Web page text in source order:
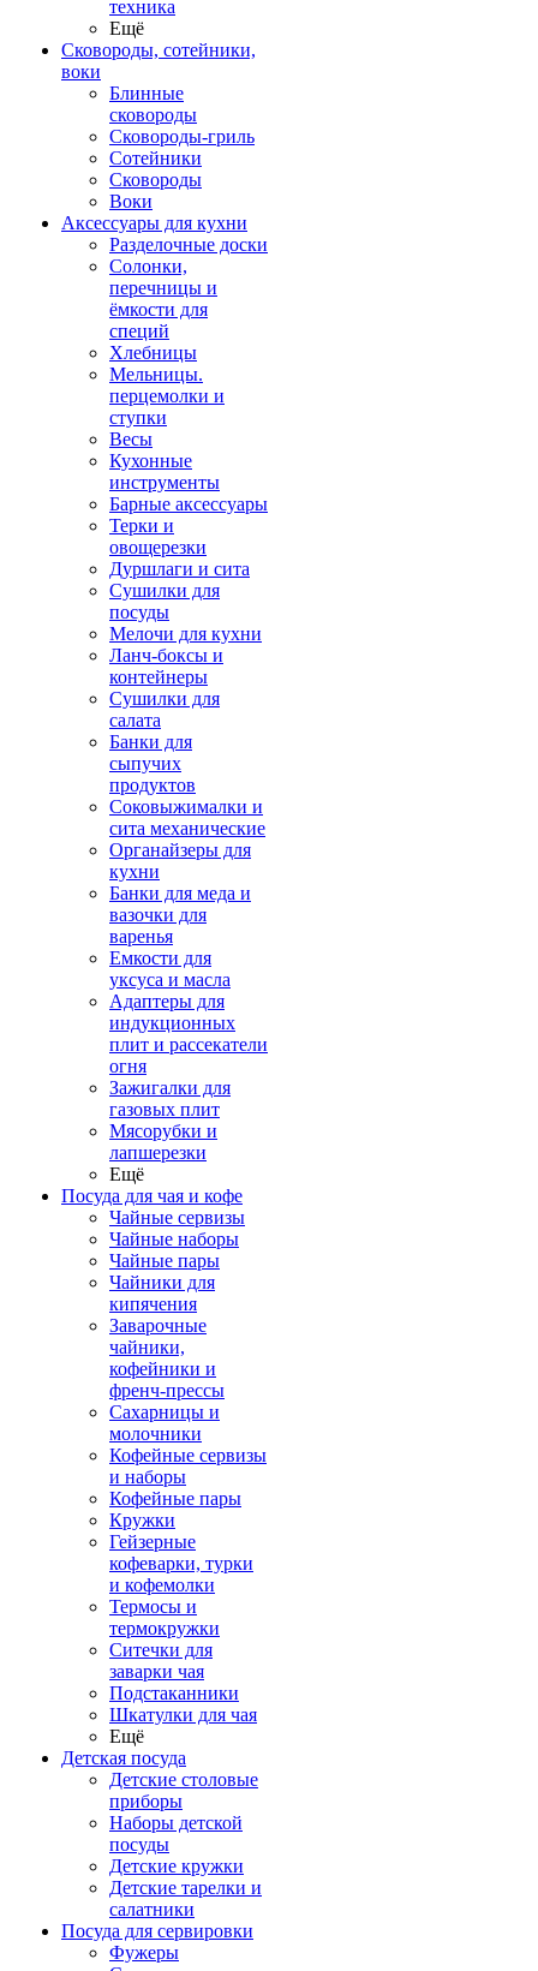
техника
Ещё
Сковороды, сотейники,
воки
Блинные
сковороды
Сковороды-гриль
Сотейники
Сковороды
Воки
Аксессуары для кухни
Разделочные доски
Солонки,
перечницы и
ёмкости для
специй
Хлебницы
Мельницы.
перцемолки и
ступки
Весы
Кухонные
инструменты
Барные аксессуары
Терки и
овощерезки
Дуршлаги и сита
Сушилки для
посуды
Мелочи для кухни
Ланч-боксы и
контейнеры
Сушилки для
салата
Банки для
сыпучих
продуктов
Соковыжималки и
сита механические
Органайзеры для
кухни
Банки для меда и
вазочки для
варенья
Емкости для
уксуса и масла
Адаптеры для
индукционных
плит и рассекатели
огня
Зажигалки для
газовых плит
Мясорубки и
лапшерезки
Ещё
Посуда для чая и кофе
Чайные сервизы
Чайные наборы
Чайные пары
Чайники для
кипячения
Заварочные
чайники,
кофейники и
френч-прессы
Сахарницы и
молочники
Кофейные сервизы
и наборы
Кофейные пары
Кружки
Гейзерные
кофеварки, турки
и кофемолки
Термосы и
термокружки
Ситечки для
заварки чая
Подстаканники
Шкатулки для чая
Ещё
Детская посуда
Детские столовые
приборы
Наборы детской
посуды
Детские кружки
Детские тарелки и
салатники
Посуда для сервировки
Фужеры